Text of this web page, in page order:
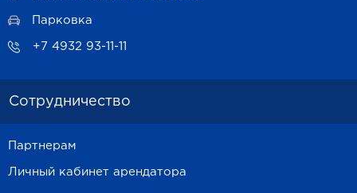
Парковка
+7 4932 93-11-11
Сотрудничество
Партнерам
Личный кабинет арендатора